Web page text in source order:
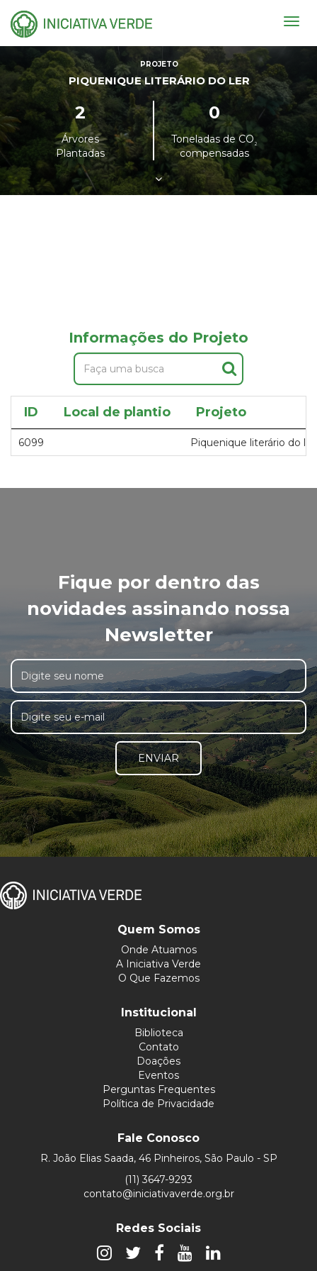
PROJETO
PIQUENIQUE LITERÁRIO DO LER
2
Árvores
Plantadas
0
Toneladas de CO²
compensadas
Informações do Projeto
ID Local de plantio Projeto
6099 Piquenique literário do ler
Fique por dentro das
novidades assinando nossa
Newsletter
ENVIAR
Quem Somos
Onde Atuamos
A Iniciativa Verde
O Que Fazemos
Institucional
Biblioteca
Contato
Doações
Eventos
Perguntas Frequentes
Política de Privacidade
Fale Conosco
R. João Elias Saada, 46 Pinheiros, São Paulo - SP
(11) 3647-9293
contato@iniciativaverde.org.br
Redes Sociais